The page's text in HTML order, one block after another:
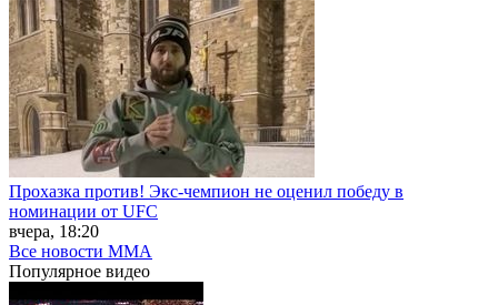
Прохазка против! Экс-чемпион не оценил победу в
номинации от UFC
вчера, 18:20
Все новости MMA
Популярное видео